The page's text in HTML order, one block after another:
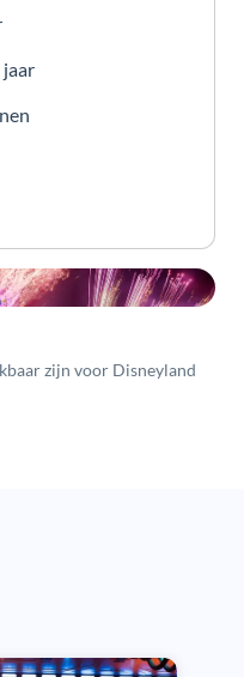
jaar
zijn voor Disneyland